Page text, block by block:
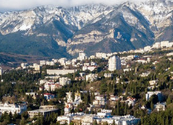
Власти В Руках Си Цзиньпина: